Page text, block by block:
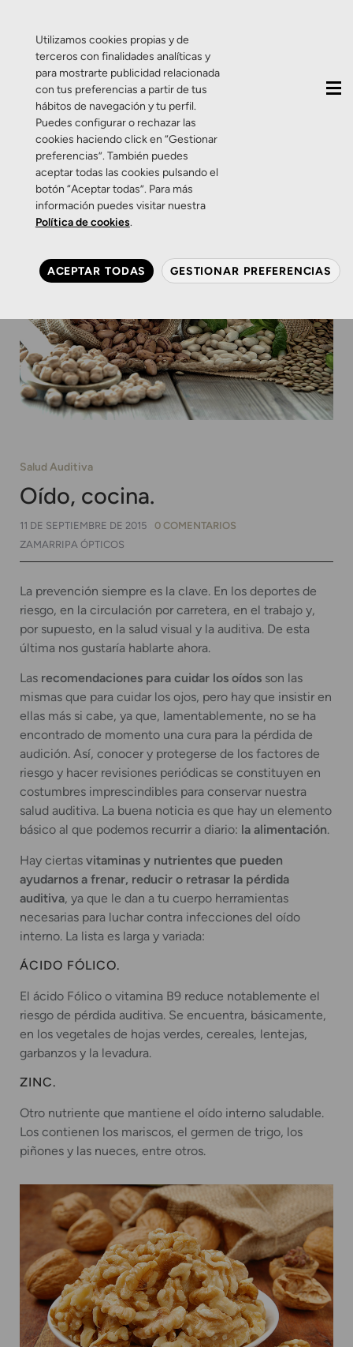
Salud Auditiva
Oído, cocina.
11 DE SEPTIEMBRE DE 2015
0 COMENTARIOS
ZAMARRIPA ÓPTICOS
La prevención siempre es la clave. En los deportes de
riesgo, en la circulación por carretera, en el trabajo y,
por supuesto, en la salud visual y la auditiva. De esta
última nos gustaría hablarte ahora.
Las recomendaciones para cuidar los oídos son las
mismas que para cuidar los ojos, pero hay que insistir en
ellas más si cabe, ya que, lamentablemente, no se ha
encontrado de momento una cura para la pérdida de
audición. Así, conocer y protegerse de los factores de
riesgo y hacer revisiones periódicas se constituyen en
costumbres imprescindibles para conservar nuestra
salud auditiva. La buena noticia es que hay un elemento
básico al que podemos recurrir a diario: la alimentación.
Hay ciertas vitaminas y nutrientes que pueden
ayudarnos a frenar, reducir o retrasar la pérdida
auditiva, ya que le dan a tu cuerpo herramientas
necesarias para luchar contra infecciones del oído
interno. La lista es larga y variada:
ÁCIDO FÓLICO.
El ácido Fólico o vitamina B9 reduce notablemente el
riesgo de pérdida auditiva. Se encuentra, básicamente,
en los vegetales de hojas verdes, cereales, lentejas,
garbanzos y la levadura.
ZINC.
Otro nutriente que mantiene el oído interno saludable.
Los contienen los mariscos, el germen de trigo, los
piñones y las nueces, entre otros.
Utilizamos cookies propias y de
terceros con finalidades analíticas y
para mostrarte publicidad relacionada
con tus preferencias a partir de tus
hábitos de navegación y tu perfil.
Puedes configurar o rechazar las
cookies haciendo click en “Gestionar
preferencias”. También puedes
aceptar todas las cookies pulsando el
botón “Aceptar todas”. Para más
información puedes visitar nuestra
Política de cookies.
ACEPTAR TODAS GESTIONAR PREFERENCIAS